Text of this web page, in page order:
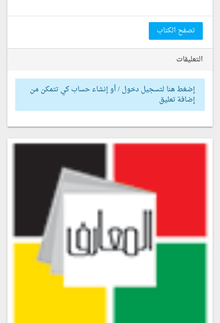
تصفح الكتاب
التعليقات
إضغط هنا لتسجيل دخول / أو إنشاء حساب كي تتمكن من
إضافة تعليق